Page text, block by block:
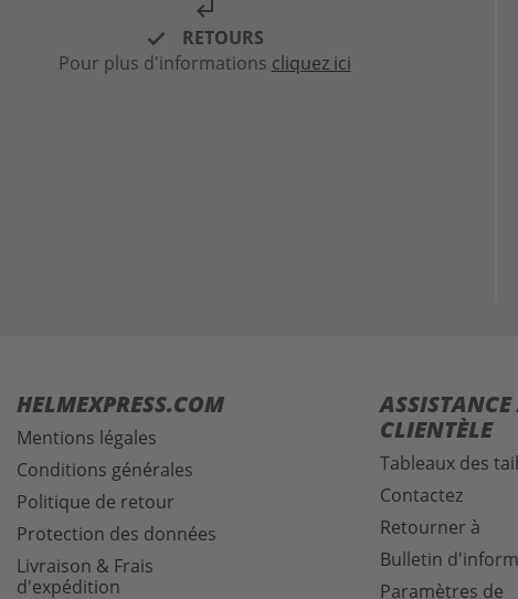
subdirectory_arrow_left
RETOURS
Pour plus d'informations cliquez ici
HELMEXPRESS.COM
Mentions légales
Conditions générales
Politique de retour
Protection des données
Livraison & Frais
d'expédition
CLIENTÈLE
Tableaux des
Contactez
Retourner à
Bulletin
Paramètres de